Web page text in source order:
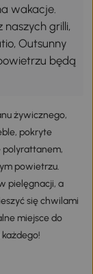
wakacje.
naszych grilli,
Outsunny
będą
żywicznego,
pokryte
polyrattanem,
powietrzu.
pielęgnacji, a
się chwilami
miejsce do